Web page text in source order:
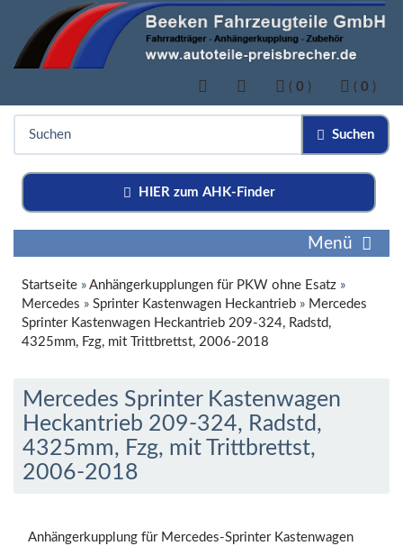
( 0 ) ( 0 )
Suchen
HIER zum AHK-Finder
Menü
Startseite » Anhängerkupplungen für PKW ohne Esatz »
Mercedes » Sprinter Kastenwagen Heckantrieb » Mercedes
Sprinter Kastenwagen Heckantrieb 209-324, Radstd,
4325mm, Fzg, mit Trittbrettst, 2006-2018
Mercedes Sprinter Kastenwagen
Heckantrieb 209-324, Radstd,
4325mm, Fzg, mit Trittbrettst,
2006-2018
Anhängerkupplung für Mercedes-Sprinter Kastenwagen